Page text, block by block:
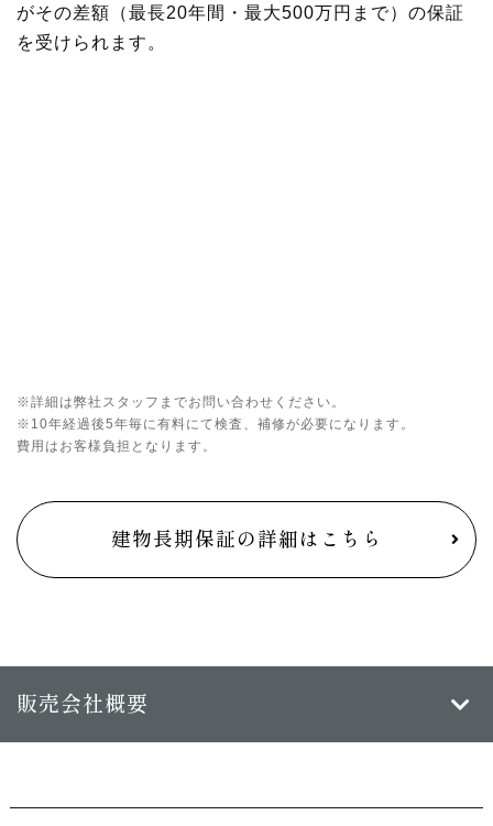
がその差額（最長20年間・最大500万円まで）の保証
を受けられます。
※詳細は弊社スタッフまでお問い合わせください。
※10年経過後5年毎に有料にて検査、補修が必要になります。
費用はお客様負担となります。
建物長期保証の詳細はこちら
販売会社概要